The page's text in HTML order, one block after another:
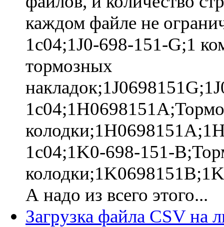
каждом файле не
1c04;1J0-698-151-G;1
тормозных
1c04;1K0-698-151-
А надо из всего этого...
Загрузка файла CSV на